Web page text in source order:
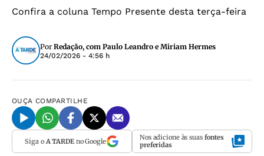
Confira a coluna Tempo Presente desta terça-feira
Por Redação, com Paulo Leandro e Miriam Hermes
24/02/2026 - 4:56 h
OUÇA COMPARTILHE
Siga o A TARDEno Google Nos adicione às suas fontes
preferidas